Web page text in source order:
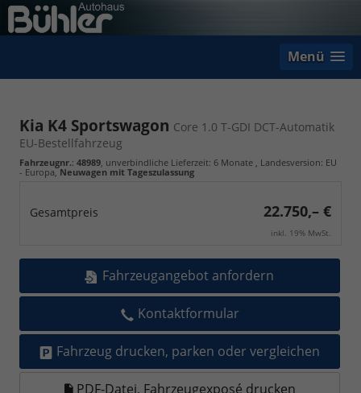
Menü
Kia K4 Sportswagon Core 1.0 T-GDI DCT-Automatik
EU-Bestellfahrzeug
Fahrzeugnr.: 48989, unverbindliche Lieferzeit: 6 Monate , Landesversion: EU
- Europa,Neuwagen mit Tageszulassung
Gesamtpreis 22.750,– €
inkl. 19% MwSt.
Fahrzeugangebot anfordern
Kontaktformular
Fahrzeug drucken, parken oder vergleichen
PDF-Datei, Fahrzeugexposé drucken